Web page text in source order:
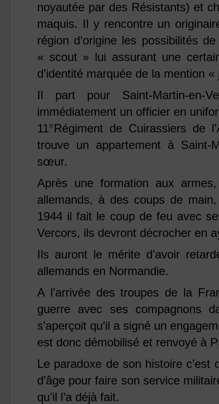
noyautée par des Résistants) et
maquis. Il y rencontre un
région d’origine les possibilités
« scout » lui assurant une
d’identité marquée de la mention «
Il part pour Saint-Martin-en-
immédiatement un officier en
11°Régiment de Cuirassiers de
trouve un appartement à Saint-
sœur.
Après une formation aux
allemands, à des coups de
1944 il fait le coup de feu avec
Vercors, ils devront décrocher en
Ils auront le mérite d’avoir
allemands en Normandie.
A l’arrivée des troupes de la
guerre avec ses compagnons
s’aperçoit qu’il a signé un
est donc démobilisé et renvoyé à
Le paradoxe de son histoire c’est
d’âge pour faire son service
qu’il l’a déjà fait.